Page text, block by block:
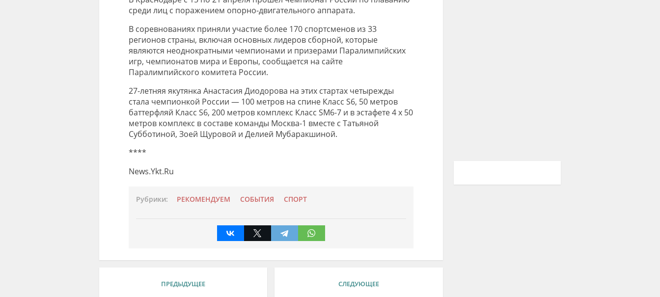
среди лиц с поражением опорно-двигательного аппарата.
В соревнованиях приняли участие более 170 спортсменов из 33
регионов страны, включая основных лидеров сборной, которые
являются неоднократными чемпионами и призерами Паралимпийских
игр, чемпионатов мира и Европы, сообщается на сайте
Паралимпийского комитета России.
27-летняя якутянка Анастасия Диодорова на этих стартах четырежды
стала чемпионкой России — 100 метров на спине Класс S6, 50 метров
баттерфляй Класс S6, 200 метров комплекс Класс SM6-7 и в эстафете 4 x 50
метров комплекс в составе команды Москва-1 вместе с Татьяной
Субботиной, Зоей Щуровой и Делией Мубаракшиной.
****
News.Ykt.Ru
Рубрики: РЕКОМЕНДУЕМ СОБЫТИЯ СПОРТ
ПРЕДЫДУЩЕЕ СЛЕДУЮЩЕЕ